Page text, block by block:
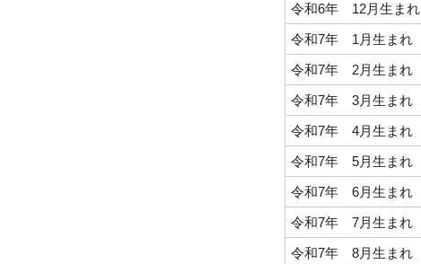
令和6年 12月生まれ
令和7年 1月生まれ
令和7年 2月生まれ
令和7年 3月生まれ
令和7年 4月生まれ
令和7年 5月生まれ
令和7年 6月生まれ
令和7年 7月生まれ
令和7年 8月生まれ